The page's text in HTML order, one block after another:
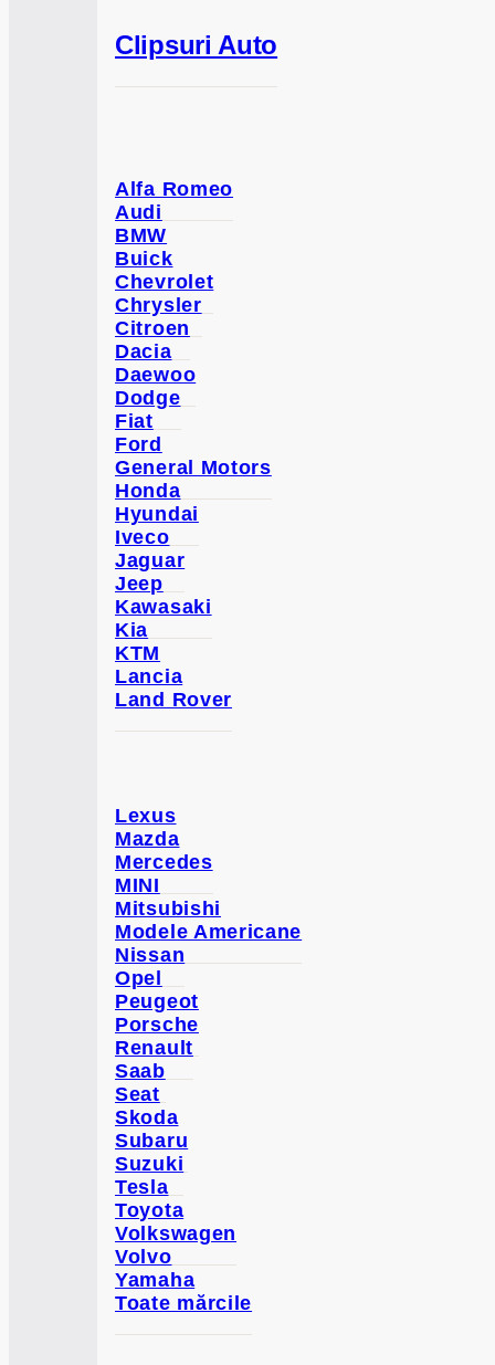
Clipsuri Auto
Alfa Romeo
Audi
BMW
Buick
Chevrolet
Chrysler
Citroen
Dacia
Daewoo
Dodge
Fiat
Ford
General Motors
Honda
Hyundai
Iveco
Jaguar
Jeep
Kawasaki
Kia
KTM
Lancia
Land Rover
Lexus
Mazda
Mercedes
MINI
Mitsubishi
Modele Americane
Nissan
Opel
Peugeot
Porsche
Renault
Saab
Seat
Skoda
Subaru
Suzuki
Tesla
Toyota
Volkswagen
Volvo
Yamaha
Toate mărcile